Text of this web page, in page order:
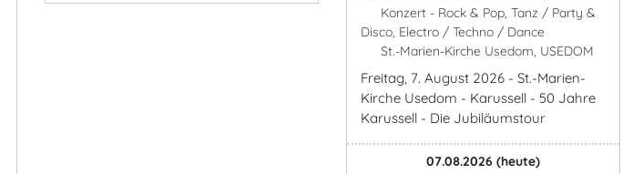
Konzert - Rock & Pop, Tanz / Party &
Disco, Electro / Techno / Dance
St.-Marien-Kirche Usedom, USEDOM
Freitag, 7. August 2026 - St.-Marien-
Kirche Usedom - Karussell - 50 Jahre
Karussell - Die Jubiläumstour
07.08.2026 (heute)